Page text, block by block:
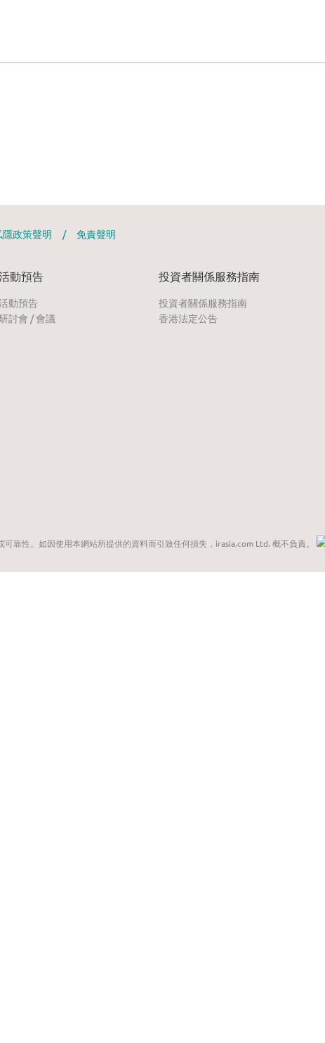
隱政策聲明 / 免責聲明
動預告
動預告
討會 / 會議
投資者關係服務指南
投資者關係服務指南
香港法定公告
靠性。如因使用本網站所提供的資料而引致任何損失，irasia.com Ltd. 概不負責。